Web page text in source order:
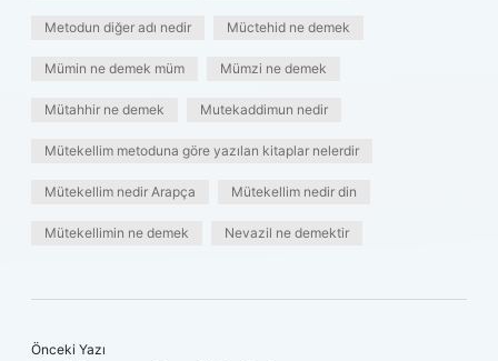
Metodun diğer adı nedir Müctehid ne demek
Mümin ne demek müm Mümzi ne demek
Mütahhir ne demek Mutekaddimun nedir
Mütekellim metoduna göre yazılan kitaplar nelerdir
Mütekellim nedir Arapça Mütekellim nedir din
Mütekellimin ne demek Nevazil ne demektir
Önceki Yazı